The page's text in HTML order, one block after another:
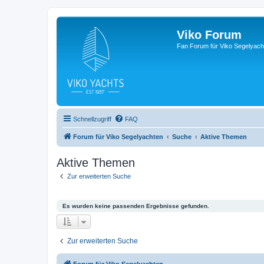
Viko Forum
Fan Forum für Viko
Schnellzugriff FAQ
Forum für Viko Segelyachten Suche Aktive Themen
Aktive Themen
Zur erweiterten Suche
Es wurden keine passenden Ergebnisse gefunden.
Zur erweiterten Suche